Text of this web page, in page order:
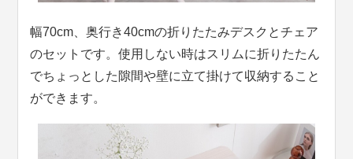
幅70cm、奥行き40cmの折りたたみデスクとチェア
のセットです。使用しない時はスリムに折りたたん
でちょっとした隙間や壁に立て掛けて収納すること
ができます。